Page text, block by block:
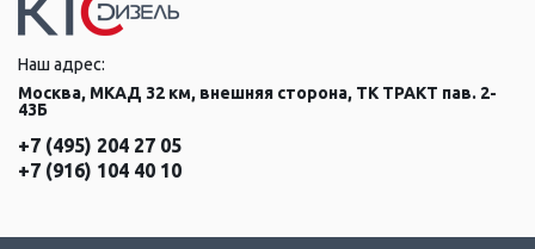
Наш адрес:
Москва, МКАД 32 км, внешняя сторона, ТК ТРАКТ пав. 2-
43Б
+7 (495) 204 27 05
+7 (916) 104 40 10